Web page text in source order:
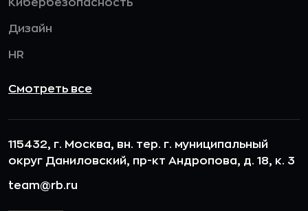
Кибербезопасность
Дизайн
HR
Смотреть все
115432, г. Москва, вн. тер. г. муниципальный
округ Даниловский, пр-кт Андропова, д. 18, к. 3
team@rb.ru